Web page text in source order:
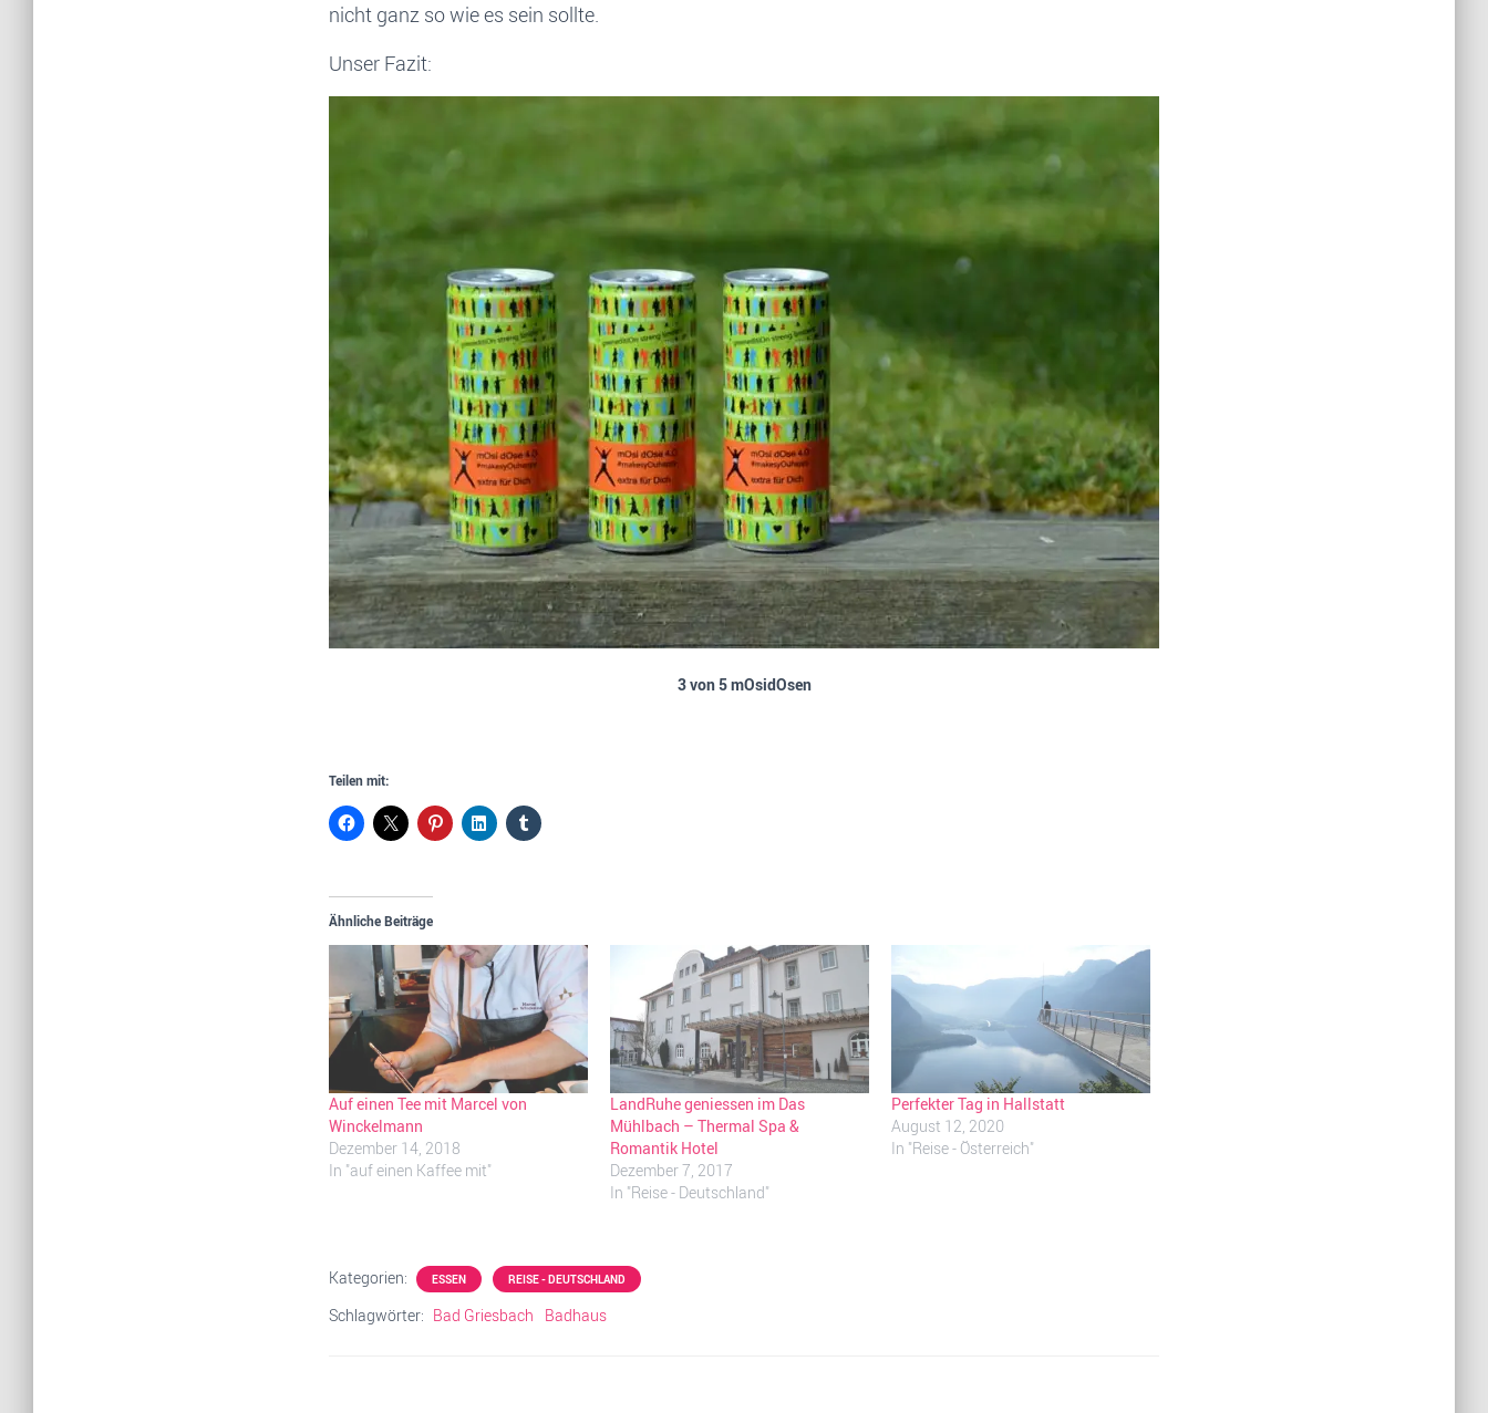
nicht ganz so wie es sein sollte.
Unser Fazit:
3 von 5 mOsidOsen
Teilen mit:
Ähnliche Beiträge
Auf einen Tee mit Marcel von
Winckelmann
Dezember 14, 2018
In "auf einen Kaffee mit"
LandRuhe geniessen im Das
Mühlbach – Thermal Spa &
Romantik Hotel
Dezember 7, 2017
In "Reise - Deutschland"
Perfekter Tag in Hallstatt
August 12, 2020
In "Reise - Österreich"
Kategorien: ESSEN REISE - DEUTSCHLAND
Schlagwörter: Bad Griesbach Badhaus